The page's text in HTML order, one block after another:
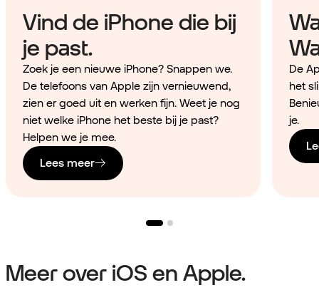
Vind de iPhone die bij
je past.
Zoek je een nieuwe iPhone? Snappen we.
De telefoons van Apple zijn vernieuwend,
zien er goed uit en werken fijn. Weet je nog
niet welke iPhone het beste bij je past?
Helpen we je mee.
Lees meer
De
het
je.
Meer over iOS en Apple.